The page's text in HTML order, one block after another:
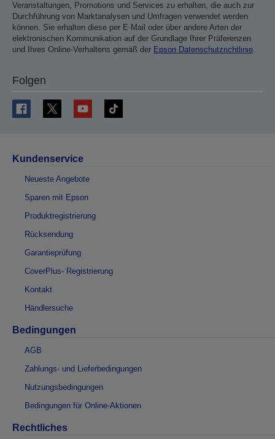
Veranstaltungen, Promotions und Services zu erhalten, die auch zur
Durchführung von Marktanalysen und Umfragen verwendet werden
können. Sie erhalten diese per E-Mail oder über andere Arten der
elektronischen Kommunikation auf der Grundlage Ihrer Präferenzen
und Ihres Online-Verhaltens gemäß der Epson Datenschutzrichtlinie.
Folgen
Kundenservice
Neueste Angebote
Sparen mit Epson
Produktregistrierung
Rücksendung
Garantieprüfung
CoverPlus- Registrierung
Kontakt
Händlersuche
Bedingungen
AGB
Zahlungs- und Lieferbedingungen
Nutzungsbedingungen
Bedingungen für Online-Aktionen
Rechtliches